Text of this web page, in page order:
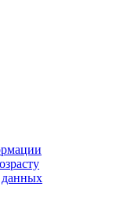
данных